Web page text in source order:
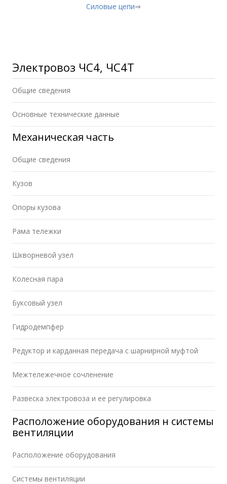
Силовые цепи⇒
Электровоз ЧС4, ЧС4Т
Общие сведения
Основные технические данные
Механическая часть
Общие сведения
Кузов
Опоры кузова
Рама тележки
Шкворневой узел
Колесная пара
Буксовый узел
Гидродемпфер
Редуктор и карданная передача с шарнирной муфтой
Межтележечное сочленение
Развеска электровоза и ее регулировка
Расположение оборудования н системы
вентиляции
Расположение оборудования
Системы вентиляции